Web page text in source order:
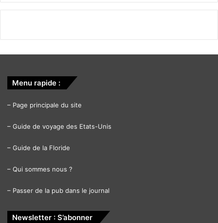
Menu rapide :
– Page principale du site
– Guide de voyage des Etats-Unis
– Guide de la Floride
– Qui sommes nous ?
– Passer de la pub dans le journal
Newsletter : S’abonner